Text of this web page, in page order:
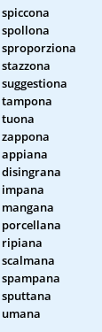
spiccona
spollona
sproporziona
stazzona
suggestiona
tampona
tuona
zappona
appiana
disingrana
impana
mangana
porcellana
ripiana
scalmana
spampana
sputtana
umana